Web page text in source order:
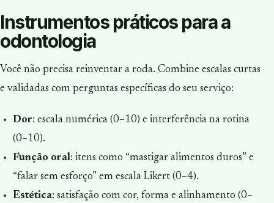
Instrumentos práticos para a
odontologia
Você não precisa reinventar a roda. Combine escalas curtas
e validadas com perguntas específicas do seu serviço:
Dor: escala numérica (0–10) e interferência na rotina
(0–10).
Função oral: itens como “mastigar alimentos duros” e
“falar sem esforço” em escala Likert (0–4).
Estética: satisfação com cor, forma e alinhamento (0–